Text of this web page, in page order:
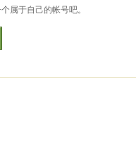
属于自己的帐号吧。